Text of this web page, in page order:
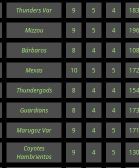
Thunders Var 9 5 4 183
Mizzou 9 5 4 196
Bárbaros 8 4 4 108
Mexas 10 5 5 172
Thundergods 8 4 4 154
Guardians 8 4 4 173
Marugoz Var 9 4 5 171
Coyotes
Hambrientos
9 4 5 130